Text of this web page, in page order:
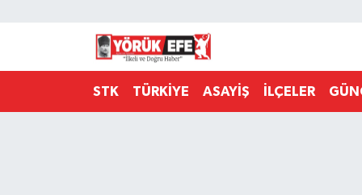
STK TÜRKİYE ASAYİŞ İLÇELER
Süper Lig Puan Durumu ve Fikstür
Tüm Manşetler